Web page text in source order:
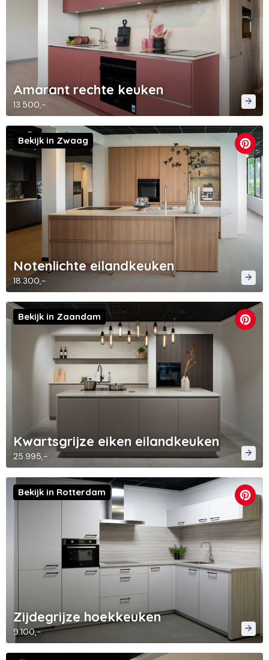
Amarant rechte keuken
13.500,-
Notenlichte eilandkeuken
18.300,-
Bekijk in Zwaag
Kwartsgrijze eiken eilandkeuken
25.995,-
Bekijk in Zaandam
Zijdegrijze hoekkeuken
9.100,-
Bekijk in Rotterdam